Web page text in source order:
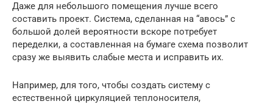
Даже для небольшого помещения лучше всего
составить проект. Система, сделанная на “авось” с
большой долей вероятности вскоре потребует
переделки, а составленная на бумаге схема позволит
сразу же выявить слабые места и исправить их.
Например, для того, чтобы создать систему с
естественной циркуляцией теплоносителя,